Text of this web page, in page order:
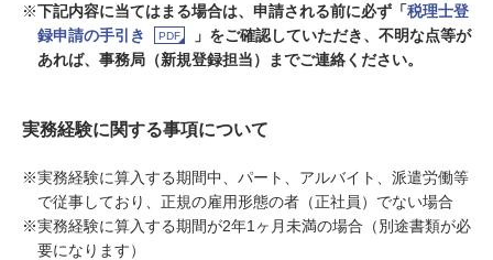
※下記内容に当てはまる場合は、申請される前に必ず「税理士登
録申請の手引き
」をご確認していただき、不明な点等が
あれば、事務局（新規登録担当）までご連絡ください。
実務経験に関する事項について
※実務経験に算入する期間中、パート、アルバイト、派遣労働等
で従事しており、正規の雇用形態の者（正社員）でない場合
※実務経験に算入する期間が2年1ヶ月未満の場合（別途書類が必
要になります）